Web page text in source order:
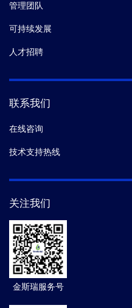
管理团队
可持续发展
人才招聘
联系我们
在线咨询
技术支持热线
关注我们
金斯瑞服务号